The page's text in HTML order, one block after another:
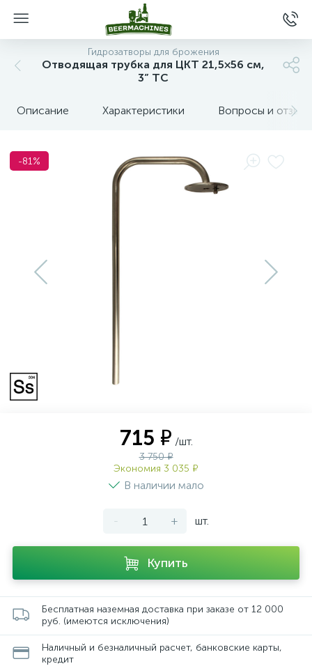
Гидрозатворы для брожения
Отводящая трубка для ЦКТ 21,5×56 см,
3” TC
Описание Характеристики Вопросы и отзывы
-81%
715 ₽ /шт.
3 750 ₽
Экономия 3 035 ₽
В наличии мало
- + шт.
Купить
Бесплатная наземная доставка при заказе от 12 000
руб. (имеются исключения)
Наличный и безналичный расчет, банковские карты,
кредит